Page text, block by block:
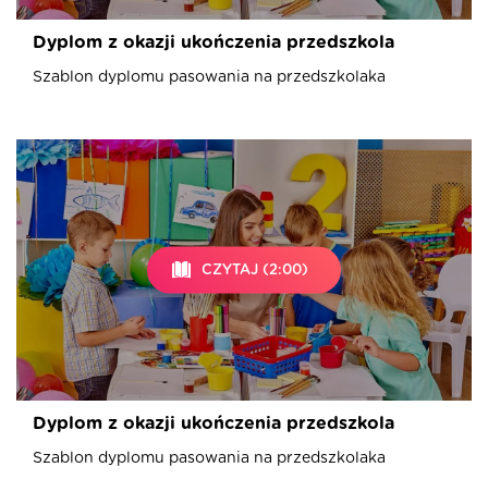
Dyplom z okazji ukończenia przedszkola
Szablon dyplomu pasowania na przedszkolaka
CZYTAJ (2:00)
Dyplom z okazji ukończenia przedszkola
Szablon dyplomu pasowania na przedszkolaka